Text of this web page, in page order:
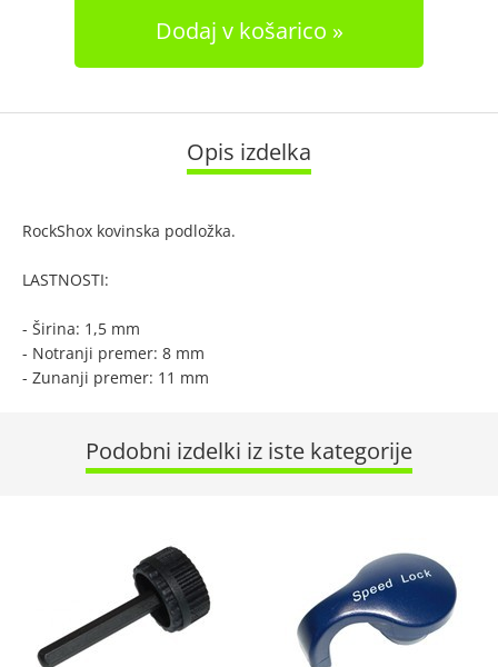
Dodaj v košarico
Opis izdelka
RockShox kovinska podložka.
LASTNOSTI:
- Širina: 1,5 mm
- Notranji premer: 8 mm
- Zunanji premer: 11 mm
Podobni izdelki iz iste kategorije